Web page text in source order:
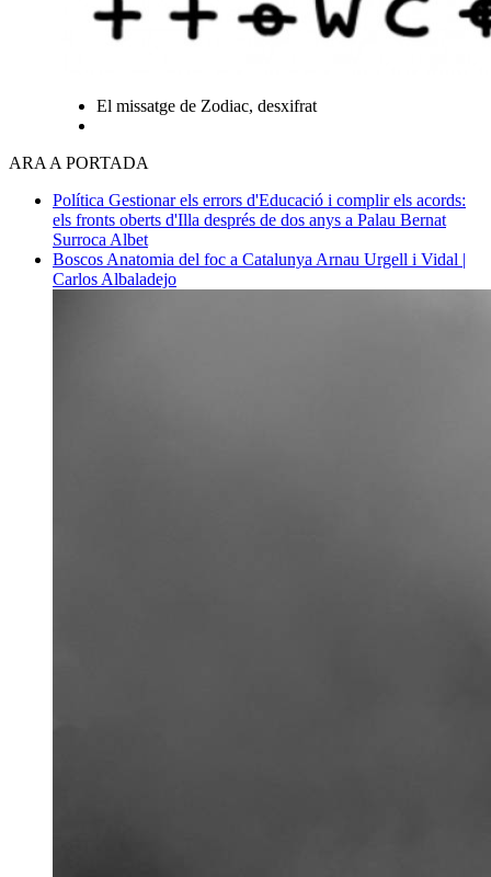
El missatge de Zodiac, desxifrat
ARA A PORTADA
Política Gestionar els errors d'Educació i complir els acords:
els fronts oberts d'Illa després de dos anys a Palau Bernat
Surroca Albet
Boscos Anatomia del foc a Catalunya Arnau Urgell i Vidal |
Carlos Albaladejo